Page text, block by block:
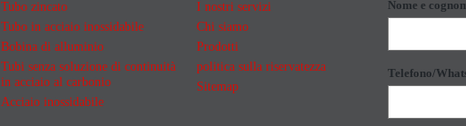
Tubo zincato
Tubo in acciaio inossidabile
Bobina di alluminio
Tubi senza soluzione di continuità
in acciaio al carbonio
Acciaio inossidabile
I nostri servizi
Chi siamo
Prodotti
politica sulla riservatezza
Sitemap
Nome e
Telefono/